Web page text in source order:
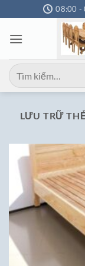
qua
nội
08:00 -
Tìm
kiếm:
LƯU TRỮ